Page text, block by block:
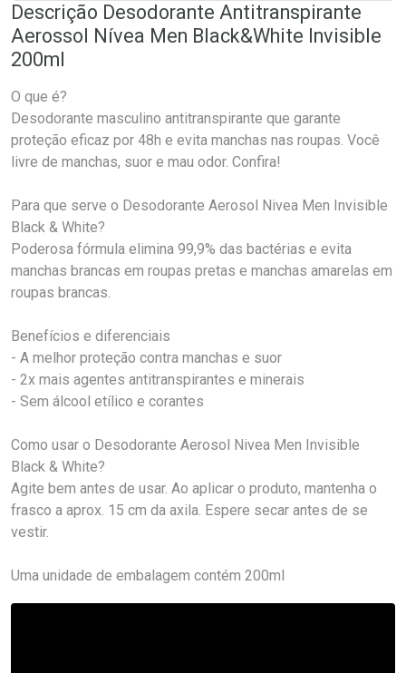
Descrição Desodorante Antitranspirante
Aerossol Nívea Men Black&White Invisible
200ml
O que é?
Desodorante masculino antitranspirante que garante
proteção eficaz por 48h e evita manchas nas roupas. Você
livre de manchas, suor e mau odor. Confira!
Para que serve o Desodorante Aerosol Nivea Men Invisible
Black & White?
Poderosa fórmula elimina 99,9% das bactérias e evita
manchas brancas em roupas pretas e manchas amarelas em
roupas brancas.
Benefícios e diferenciais
- A melhor proteção contra manchas e suor
- 2x mais agentes antitranspirantes e minerais
- Sem álcool etílico e corantes
Como usar o Desodorante Aerosol Nivea Men Invisible
Black & White?
Agite bem antes de usar. Ao aplicar o produto, mantenha o
frasco a aprox. 15 cm da axila. Espere secar antes de se
vestir.
Uma unidade de embalagem contém 200ml